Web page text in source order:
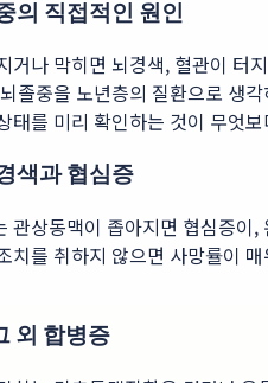
의 직접적인 원인
거나 막히면 뇌경색, 혈관이 터
졸중을 노년층의 질환으로 생
태를 미리 확인하는 것이 무엇
색과 협심증
관상동맥이 좁아지면 협심증
치를 취하지 않으면 사망률이
외 합병증